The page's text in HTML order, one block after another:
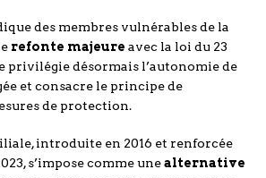
des membres vulnérables de la
refonte majeure avec la loi du 23
privilégie désormais l’autonomie de
et consacre le principe de
de protection.
introduite en 2016 et renforcée
s’impose comme unealternative